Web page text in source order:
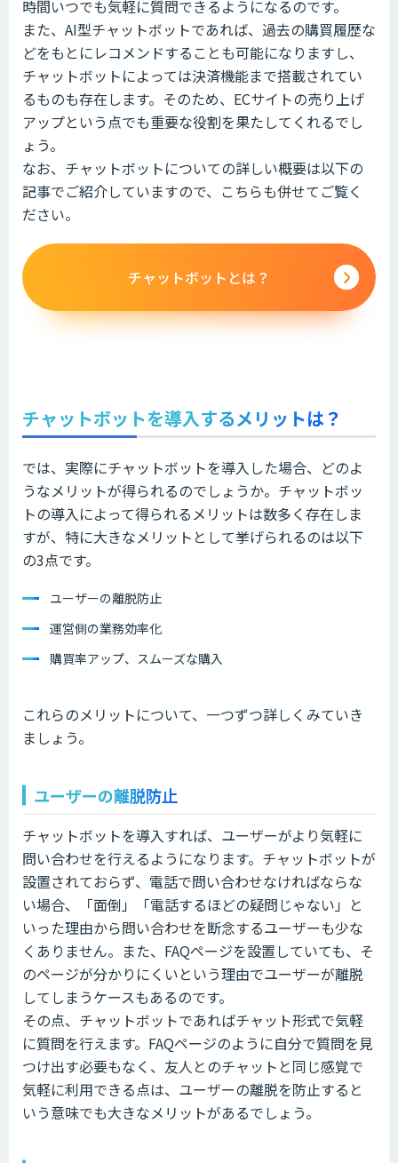
時間いつでも気軽に質問できるようになるのです。
また、AI型チャットボットであれば、過去の購買履歴な
どをもとにレコメンドすることも可能になりますし、
チャットボットによっては決済機能まで搭載されてい
るものも存在します。そのため、ECサイトの売り上げ
アップという点でも重要な役割を果たしてくれるでし
ょう。
なお、チャットボットについての詳しい概要は以下の
記事でご紹介していますので、こちらも併せてご覧く
ださい。
チャットボットとは？
チャットボットを導入するメリットは？
では、実際にチャットボットを導入した場合、どのよ
うなメリットが得られるのでしょうか。チャットボッ
トの導入によって得られるメリットは数多く存在しま
すが、特に大きなメリットとして挙げられるのは以下
の3点です。
ユーザーの離脱防止
運営側の業務効率化
購買率アップ、スムーズな購入
これらのメリットについて、一つずつ詳しくみていき
ましょう。
ユーザーの離脱防止
チャットボットを導入すれば、ユーザーがより気軽に
問い合わせを行えるようになります。チャットボットが
設置されておらず、電話で問い合わせなければならな
い場合、「面倒」「電話するほどの疑問じゃない」と
いった理由から問い合わせを断念するユーザーも少な
くありません。また、FAQページを設置していても、そ
のページが分かりにくいという理由でユーザーが離脱
してしまうケースもあるのです。
その点、チャットボットであればチャット形式で気軽
に質問を行えます。FAQページのように自分で質問を見
つけ出す必要もなく、友人とのチャットと同じ感覚で
気軽に利用できる点は、ユーザーの離脱を防止すると
いう意味でも大きなメリットがあるでしょう。